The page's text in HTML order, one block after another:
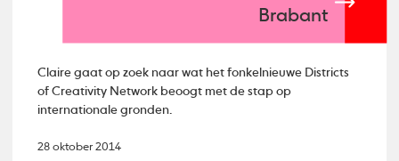
Brabant
Claire gaat op zoek naar wat het fonkelnieuwe Districts
of Creativity Network beoogt met de stap op
internationale gronden.
28 oktober 2014